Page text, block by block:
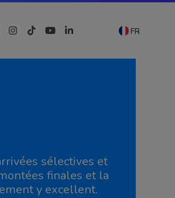
Instagram
TiktokYouTubeLinkedIn FR
sélectives et
finales et la
y excellent.